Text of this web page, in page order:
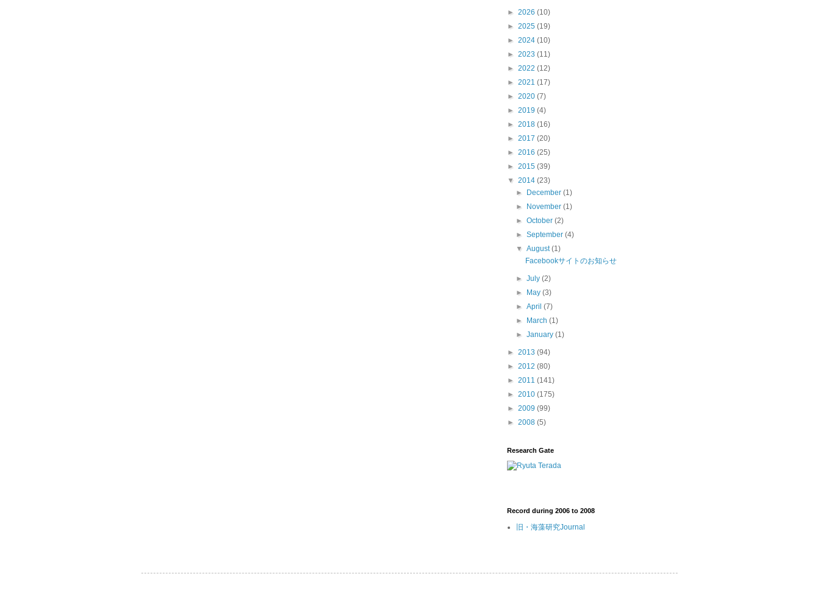
► 2026 (10)
► 2025 (19)
► 2024 (10)
► 2023 (11)
► 2022 (12)
► 2021 (17)
► 2020 (7)
► 2019 (4)
► 2018 (16)
► 2017 (20)
► 2016 (25)
► 2015 (39)
▼ 2014 (23)
►
December(1)
►
November(1)
►October(2)
►September(4)
▼August(1)
Facebookサイトのお知らせ
►July(2)
►
May(3)
►April(7)
►
March(1)
►January(1)
► 2013 (94)
► 2012 (80)
► 2011 (141)
► 2010 (175)
► 2009 (99)
► 2008 (5)
Research Gate
Record during 2006 to 2008
旧・海藻研究Journal